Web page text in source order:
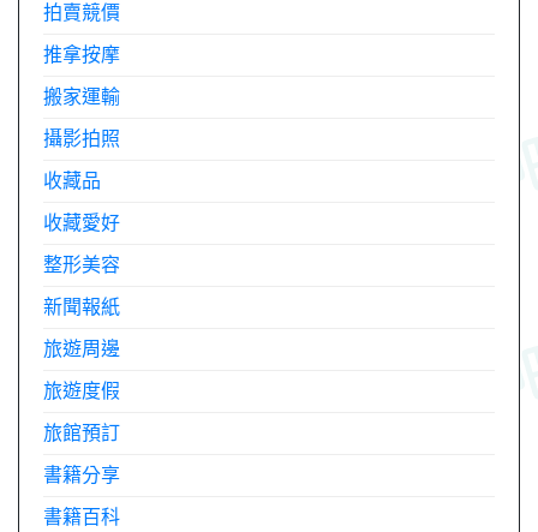
拍賣競價
推拿按摩
搬家運輸
攝影拍照
收藏品
收藏愛好
整形美容
新聞報紙
旅遊周邊
旅遊度假
旅館預訂
書籍分享
書籍百科